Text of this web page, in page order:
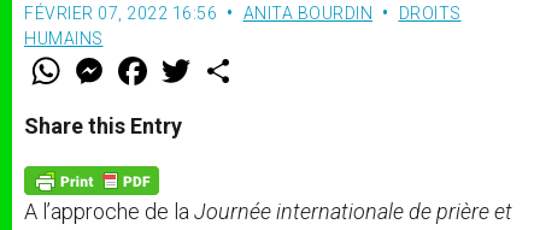
FÉVRIER 07, 2022 16:56 ANITA BOURDIN
DROITS
HUMAINS
W
t
s
p
p
M
e
s
e
g
e
r
F
a
e
b
o
k
w
Share this Entry
A l’approche de la Journée internationale de prière et